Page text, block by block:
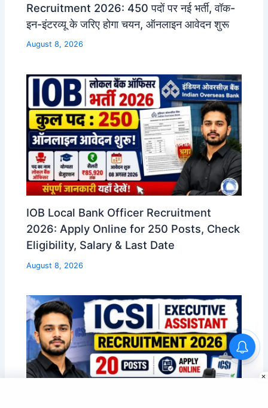
Recruitment 2026: 450 पदों पर नई भर्ती, वॉक-
इन-इंटरव्यू के जरिए होगा चयन, ऑनलाइन आवेदन शुरू
August 8, 2026
IOB Local Bank Officer Recruitment
2026: Apply Online for 250 Posts, Check
Eligibility, Salary & Last Date
August 8, 2026